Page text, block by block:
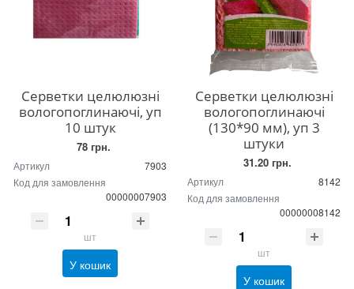
Серветки целюлюзні
вологопоглинаючі, уп
10 штук
78 грн.
Артикул
7903
Код для замовлення
00000007903
шт
У кошик
Серветки целюлюзні
вологопоглинаючі
(130*90 мм), уп 3
штуки
31.20 грн.
Артикул
8142
Код для замовлення
00000008142
шт
У кошик